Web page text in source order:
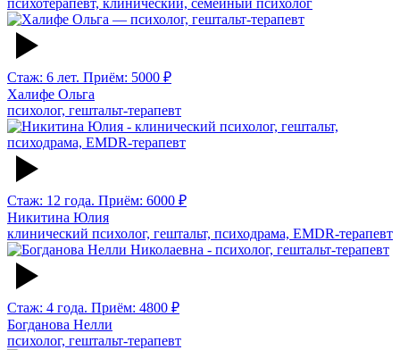
Стаж: 6 лет. Приём: 5000 ₽
Халифе Ольга
психолог, гештальт-терапевт
Стаж: 12 года. Приём: 6000 ₽
Никитина Юлия
клинический психолог, гештальт, психодрама, EMDR-терапевт
Стаж: 4 года. Приём: 4800 ₽
Богданова Нелли
психолог, гештальт-терапевт